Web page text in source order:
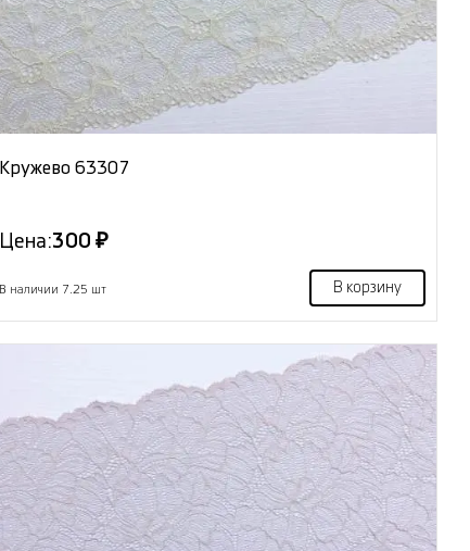
Кружево 63307
Цена:300 ₽
В наличии 7.25 шт В корзину